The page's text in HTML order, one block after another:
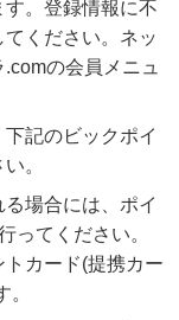
。登録情報に不
ください。ネッ
の会員メニュ
記のビックポイ
。
場合には、ポイ
ってください。
カード(提携カー